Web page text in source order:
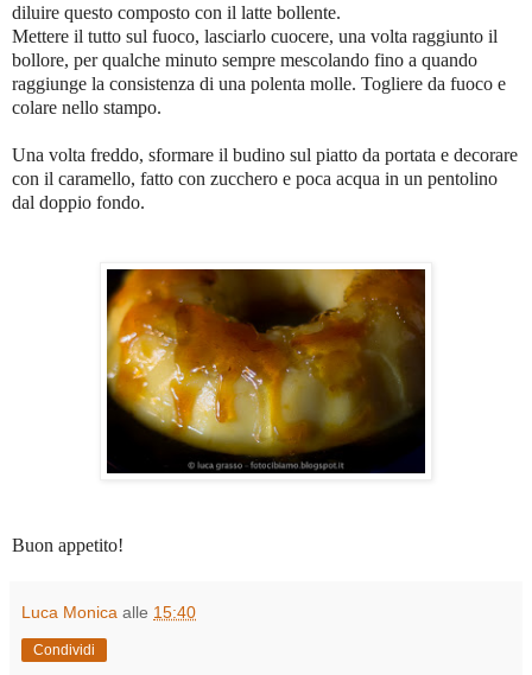
diluire questo composto con il latte bollente.
Mettere il tutto sul fuoco, lasciarlo cuocere, una volta raggiunto il
bollore, per qualche minuto sempre mescolando fino a quando
raggiunge la consistenza di una polenta molle. Togliere da fuoco e
colare nello stampo.
Una volta freddo, sformare il budino sul piatto da portata e decorare
con il caramello, fatto con zucchero e poca acqua in un pentolino
dal doppio fondo.
Buon appetito!
Luca Monica alle 15:40
Condividi